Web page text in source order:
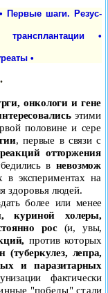
• Первые шаги. Резус-
трансплантации•
•
онкологи и гене­
этими
половине и сере­
, первые в связи с
отторжения
в невозмож­
в экспериментах на
здоровья людей.
более или менее
куриной холеры,
рос(и, увы,
против которых
(туберкулез, лепра,
и паразитарных
фактически
"победы" стали